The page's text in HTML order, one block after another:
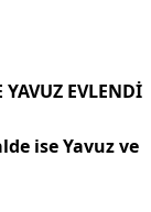
YAVUZ EVLENDİ
ise Yavuz ve